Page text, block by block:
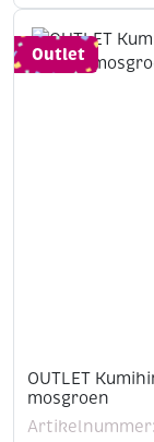
5.48
meter,
ombre
Outlet
OUTLET
mosgroen